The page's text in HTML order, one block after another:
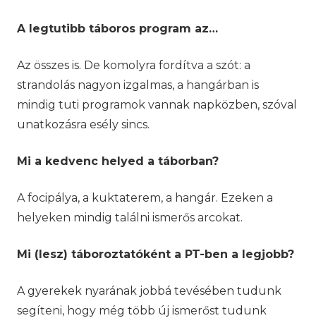
A legtutibb táboros program az…
Az összes is. De komolyra fordítva a szót: a
strandolás nagyon izgalmas, a hangárban is
mindig tuti programok vannak napközben, szóval
unatkozásra esély sincs.
Mi a kedvenc helyed a táborban?
A focipálya, a kuktaterem, a hangár. Ezeken a
helyeken mindig találni ismerős arcokat.
Mi (lesz) táboroztatóként a PT-ben a legjobb?
A gyerekek nyarának jobbá tevésében tudunk
segíteni, hogy még több új ismerőst tudunk